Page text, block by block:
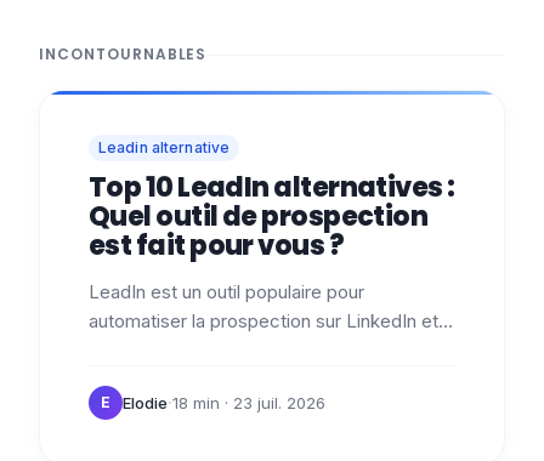
INCONTOURNABLES
Leadin alternative
Top 10 LeadIn alternatives :
Quel outil de prospection
est fait pour vous ?
LeadIn est un outil populaire pour
automatiser la prospection sur LinkedIn et
E Elodie·18 min · 23 juil. 2026